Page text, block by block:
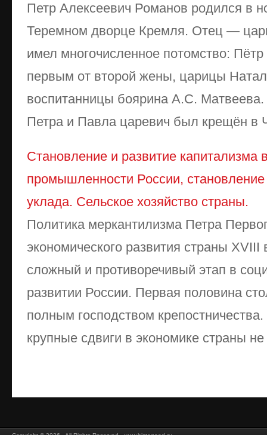
Петр Алексеевич Романов родился в
Теремном дворце Кремля. Отец —
имел многочисленное потомство:
первым от второй жены, царицы
воспитанницы боярина А.С.
Петра и Павла царевич был крещён в
Становление и развитие капитализма
промышленности России, становление
уклада. Сельское хозяйство страны.
Политика меркантилизма Петра
экономического развития страны XVIII
сложный и противоречивый этап в
развитии России. Первая половина
полным господством
крупные сдвиги в экономике страны